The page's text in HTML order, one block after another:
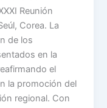
Reunión
Corea. La
de los
en la
el
la promoción del
regional. Con